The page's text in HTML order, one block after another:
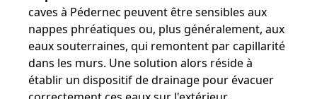
caves à Pédernec peuvent être sensibles aux
nappes phréatiques ou, plus généralement, aux
eaux souterraines, qui remontent par capillarité
dans les murs. Une solution alors réside à
établir un dispositif de drainage pour évacuer